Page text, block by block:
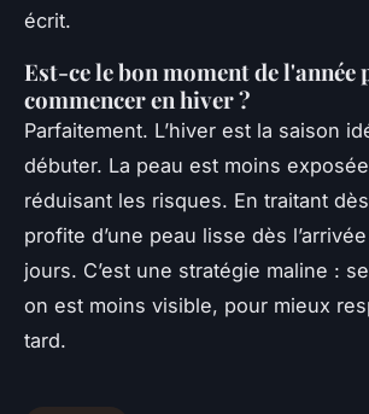
écrit.
Est-ce le bon moment de l'année
commencer en hiver ?
Parfaitement. L’hiver est la saison
débuter. La peau est moins
réduisant les risques. En traitant
profite d’une peau lisse dès
jours. C’est une stratégie maline :
on est moins visible, pour mieux
tard.